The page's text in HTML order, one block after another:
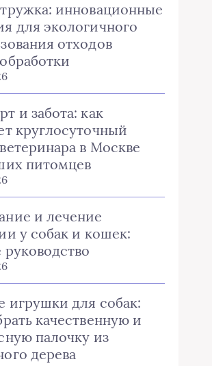
инновационные
для экологичного
отходов
и забота: как
круглосуточный
в Москве
питомцев
и лечение
у собак и кошек:
игрушки для собак:
качественную и
палочку из
дерева